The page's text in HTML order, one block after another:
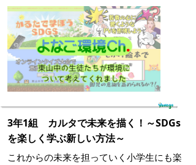
3年1組 カルタで未来を描く！～SDGs
を楽しく学ぶ新しい方法～
これからの未来を担っていく小学生にも楽